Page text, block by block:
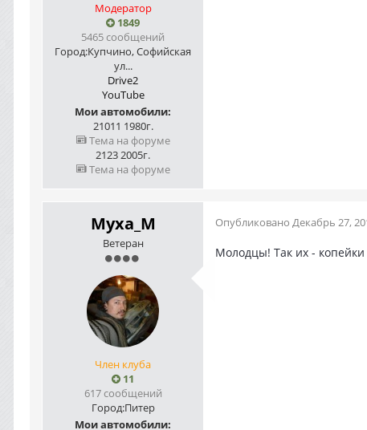
Модератор
1849
5465 сообщений
Город:Купчино, Софийская
ул...
Drive2
YouTube
Мои автомобили:
21011 1980г.
Тема на форуме
2123 2005г.
Тема на форуме
Myxa_M
Ветеран
Член клуба
11
617 сообщений
Город:Питер
Мои автомобили:
Опубликовано Декабрь 27,
Молодцы! Так их - копейки